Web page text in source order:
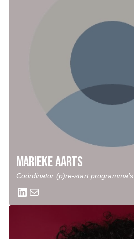
marieke aarts
Coördinator (p)re-start programma’s
LinkedIn Mail